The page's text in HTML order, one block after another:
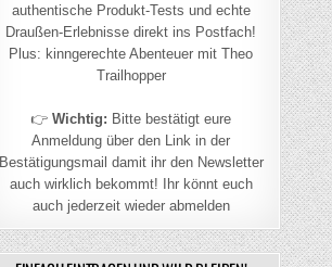
authentische Produkt-Tests und echte
Draußen-Erlebnisse direkt ins Postfach!
Plus: kinngerechte Abenteuer mit Theo
Trailhopper
👉Wichtig: Bitte bestätigt eure
Anmeldung über den Link in der
Bestätigungsmail damit ihr den Newsletter
auch wirklich bekommt! Ihr könnt euch
auch jederzeit wieder abmelden